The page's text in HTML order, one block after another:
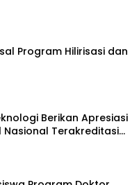
Program Hilirisasi dan
Berikan Apresiasi
Terakreditasi